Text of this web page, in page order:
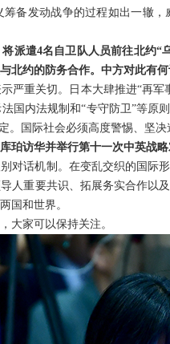
备发动战争的过程如出一辙
派遣4名自卫队人员前往北约
北约的防务合作。中方对此有
严重关切。日本大肆推进“再
国内法规制和“专守防卫”等原
。国际社会必须高度警惕、坚决
珀访华并举行第十一次中英战
对话机制。在变乱交织的国际
人重要共识、拓展务实合作以
国和世界。
大家可以保持关注。